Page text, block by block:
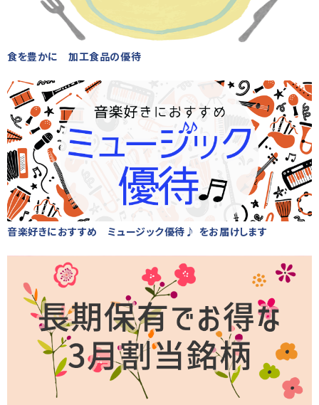
食を豊かに 加工食品の優待
音楽好きにおすすめ ミュージック優待♪ をお届けします